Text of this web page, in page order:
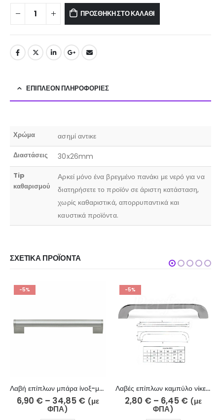
ΠΡΟΣΘΉΚΗ ΣΤΟ ΚΑΛΆΘΙ
ΕΠΙΠΛΈΟΝ ΠΛΗΡΟΦΟΡΊΕΣ
Χρώμα ασημί αντικε
Διαστάσεις 30x26mm
Tip
καθαρισμού
Αρκεί μόνο ένα βρεγμένο πανάκι με νερό για να
διατηρήσετε το προϊόν σε άριστη κατάσταση,
χωρίς καθαριστικά, απορρυπαντικά και
καυστικά προϊόντα.
ΣΧΕΤΙΚΆ ΠΡΟΪΌΝΤΑ
-5%
Λαβή επίπλων μπάρα ίνοξ-ματ 512-13-10 Φ14
6,90 € – 34,85 € (με
ΦΠΑ)
-5%
Λαβές επίπλων καμπύλο νίκελ ματ-χρώμιο 715-10-5
2,80 € – 6,45 € (με
ΦΠΑ)